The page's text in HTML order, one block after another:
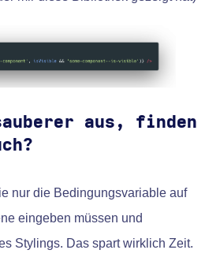
aus, finden
nur die Bedingungsvariable auf
eingeben müssen und
Stylings. Das spart wirklich Zeit.